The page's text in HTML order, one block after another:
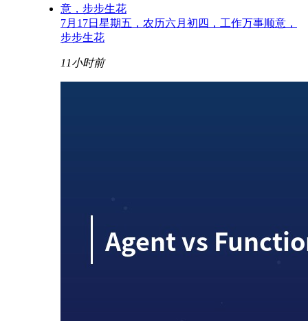
7月17日星期五，农历六月初四，工作万事顺意，
步步生花
11小时前